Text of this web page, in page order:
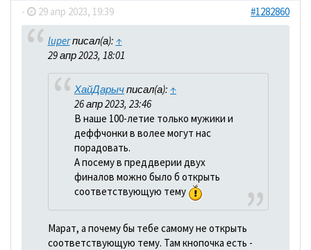
- 29 апр 2023, 19:39 #1282860
luperписал(а): ↑
29 апр 2023, 18:01
ХайДарычписал(а): ↑
26 апр 2023, 23:46
В наше 100-летие только мужики и
деффчонки в волее могут нас
порадовать.
А посему в преддверии двух
финалов можно было б открыть
соответствующую тему
Марат, а почему бы тебе самому не открыть
соответствующую тему. Там кнопочка есть -